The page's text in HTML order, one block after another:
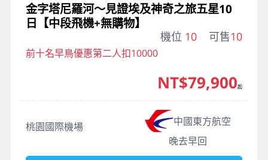
金字塔尼羅河～見證埃及神奇之旅五星10
日【中段飛機+無購物】
機位 10 可售10
前十名早鳥優惠第二人扣10000
桃園國際機場
中國東方航空
晚去早回
NT$79,900起